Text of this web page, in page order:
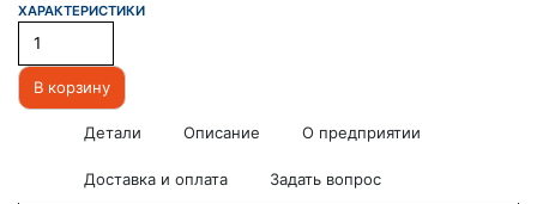
ХАРАКТЕРИСТИКИ
В корзину
Детали Описание О предприятии
Доставка и оплата Задать вопрос